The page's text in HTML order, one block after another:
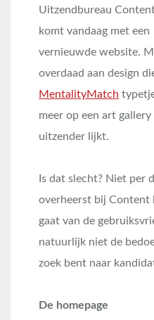
Uitzendbureau
komt vandaag met een
vernieuwde website.
overdaad aan design
MentalityMatch
meer op een art
uitzender lijkt.
Is dat slecht? Niet per
overheerst bij Content
gaat van de
natuurlijk niet de
zoek bent naar
De homepage